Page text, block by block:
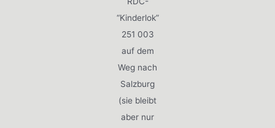
“Kinderlok”
251 003
auf dem
Weg nach
Salzburg
(sie bleibt
aber nur